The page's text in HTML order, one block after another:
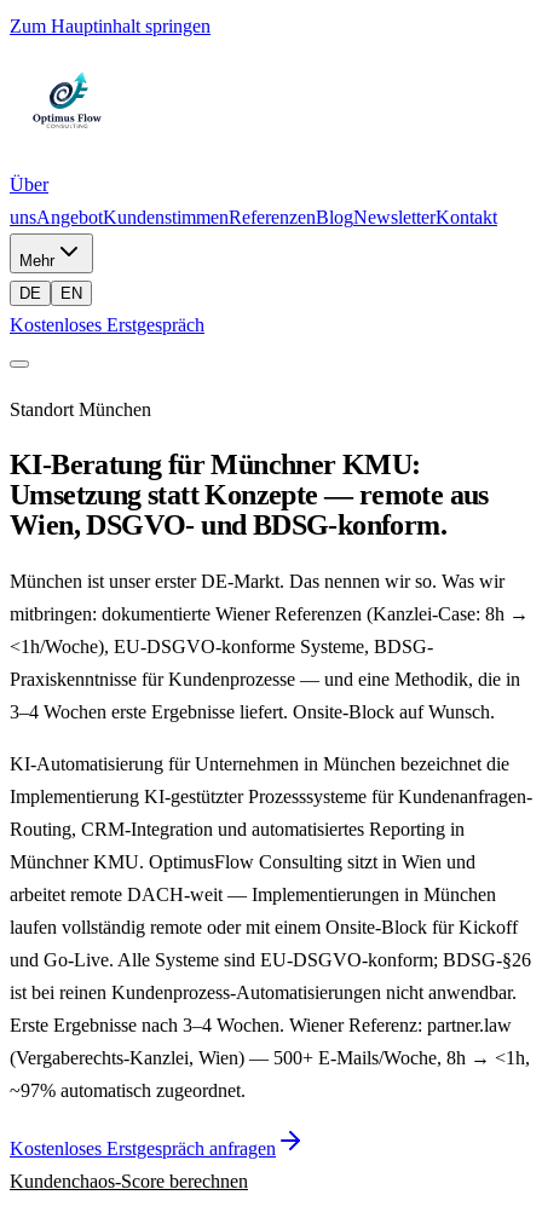
Zum Hauptinhalt springen
Über
unsAngebotKundenstimmenReferenzenBlogNewsletterKontakt
Mehr
DE
EN
Kostenloses Erstgespräch
Standort München
KI-Beratung für Münchner KMU:
Umsetzung statt Konzepte — remote aus
Wien, DSGVO- und BDSG-konform.
München ist unser erster DE-Markt. Das nennen wir so. Was wir
mitbringen: dokumentierte Wiener Referenzen (Kanzlei-Case: 8h →
<1h/Woche), EU-DSGVO-konforme Systeme, BDSG-
Praxiskenntnisse für Kundenprozesse — und eine Methodik, die in
3–4 Wochen erste Ergebnisse liefert. Onsite-Block auf Wunsch.
KI-Automatisierung für Unternehmen in München bezeichnet die
Implementierung KI-gestützter Prozesssysteme für Kundenanfragen-
Routing, CRM-Integration und automatisiertes Reporting in
Münchner KMU. OptimusFlow Consulting sitzt in Wien und
arbeitet remote DACH-weit — Implementierungen in München
laufen vollständig remote oder mit einem Onsite-Block für Kickoff
und Go-Live. Alle Systeme sind EU-DSGVO-konform; BDSG-§26
ist bei reinen Kundenprozess-Automatisierungen nicht anwendbar.
Erste Ergebnisse nach 3–4 Wochen. Wiener Referenz: partner.law
(Vergaberechts-Kanzlei, Wien) — 500+ E-Mails/Woche, 8h → <1h,
~97% automatisch zugeordnet.
Kostenloses Erstgespräch anfragen
Kundenchaos-Score berechnen